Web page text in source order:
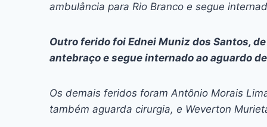
ambulância para Rio Branco e segue
Outro ferido foi Ednei Muniz dos Santos,
antebraço e segue internado ao aguardo
Os demais feridos foram Antônio Morais
também aguarda cirurgia, e Weverton